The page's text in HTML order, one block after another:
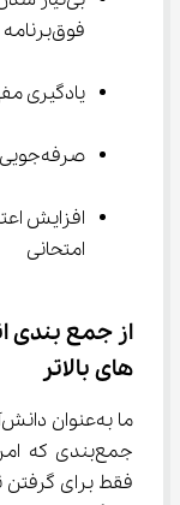
فوق‌برنامه
یادگیری
صرفه‌جویی در زمان جمع‌بندی قبل از امتحان
امتحانی
از جمع
‌های بالاتر
فقط برای گرفتن